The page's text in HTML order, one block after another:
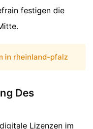
festigen die
in rheinland-pfalz
Des
Lizenzen im